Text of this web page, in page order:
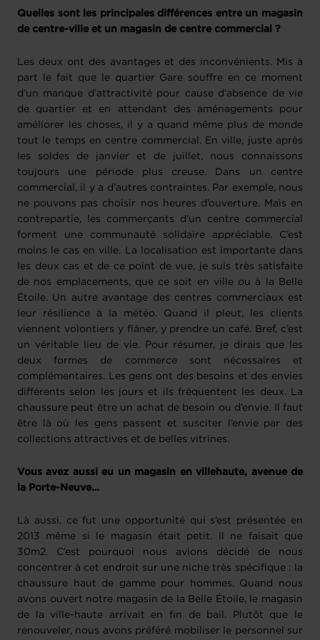
Quelles sont les principales différences entre un magasin
de centre-ville et un magasin de centre commercial ?
Les deux ont des avantages et des inconvénients. Mis à
part le fait que le quartier Gare souffre en ce moment
d’un manque d’attractivité pour cause d’absence de vie
de quartier et en attendant des aménagements pour
améliorer les choses, il y a quand même plus de monde
tout le temps en centre commercial. En ville, juste après
les soldes de janvier et de juillet, nous connaissons
toujours une période plus creuse. Dans un centre
commercial, il y a d’autres contraintes. Par exemple, nous
ne pouvons pas choisir nos heures d’ouverture. Mais en
contrepartie, les commerçants d’un centre commercial
forment une communauté solidaire appréciable. C’est
moins le cas en ville. La localisation est importante dans
les deux cas et de ce point de vue, je suis très satisfaite
de nos emplacements, que ce soit en ville ou à la Belle
Étoile. Un autre avantage des centres commerciaux est
leur résilience à la météo. Quand il pleut, les clients
viennent volontiers y flâner, y prendre un café. Bref, c’est
un véritable lieu de vie. Pour résumer, je dirais que les
deux formes de commerce sont nécessaires et
complémentaires. Les gens ont des besoins et des envies
différents selon les jours et ils fréquentent les deux. La
chaussure peut être un achat de besoin ou d’envie. Il faut
être là où les gens passent et susciter l’envie par des
collections attractives et de belles vitrines.
Vous avez aussi eu un magasin en villehaute, avenue de
la Porte-Neuve…
Là aussi, ce fut une opportunité qui s’est présentée en
2013 même si le magasin était petit. Il ne faisait que
30m2. C’est pourquoi nous avions décidé de nous
concentrer à cet endroit sur une niche très spécifique : la
chaussure haut de gamme pour hommes. Quand nous
avons ouvert notre magasin de la Belle Étoile, le magasin
de la ville-haute arrivait en fin de bail. Plutôt que le
renouveler, nous avons préféré mobiliser le personnel sur